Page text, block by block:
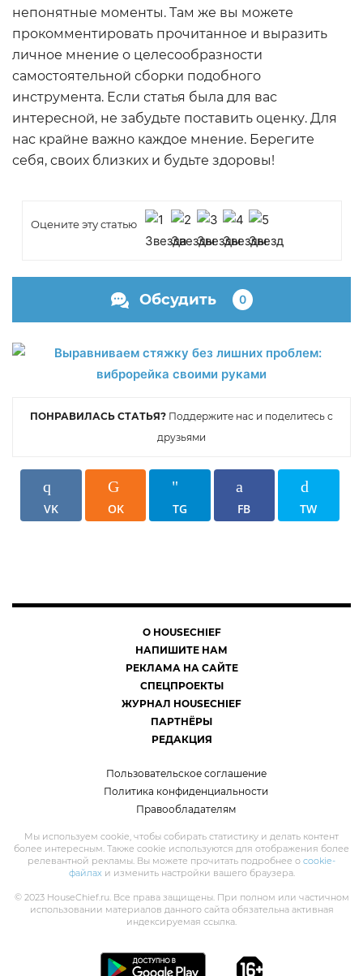
непонятные моменты. Там же вы можете
прокомментировать прочитанное и выразить
личное мнение о целесообразности
самостоятельной сборки подобного
инструмента. Если статья была для вас
интересной, не забудьте поставить оценку. Для
нас крайне важно каждое мнение. Берегите
себя, своих близких и будьте здоровы!
Оцените эту статью
Обсудить 0
ПОНРАВИЛАСЬ СТАТЬЯ? Поддержите нас и поделитесь с
друзьями
VK OK TG FB TW
О HOUSECHIEF
НАПИШИТЕ НАМ
РЕКЛАМА НА САЙТЕ
СПЕЦПРОЕКТЫ
ЖУРНАЛ HOUSECHIEF
ПАРТНЁРЫ
РЕДАКЦИЯ
Пользовательское соглашение
Политика конфиденциальности
Правообладателям
Мы используем cookie, чтобы собирать статистику и делать контент
более интересным. Также cookie используются для отображения более
релевантной рекламы. Вы можете прочитать подробнее о cookie-
файлахи изменить настройки вашего браузера.
© 2023 HouseChief.ru. Все права защищены. При полном или частичном
использовании материалов данного сайта обязательна активная
индексируемая ссылка.